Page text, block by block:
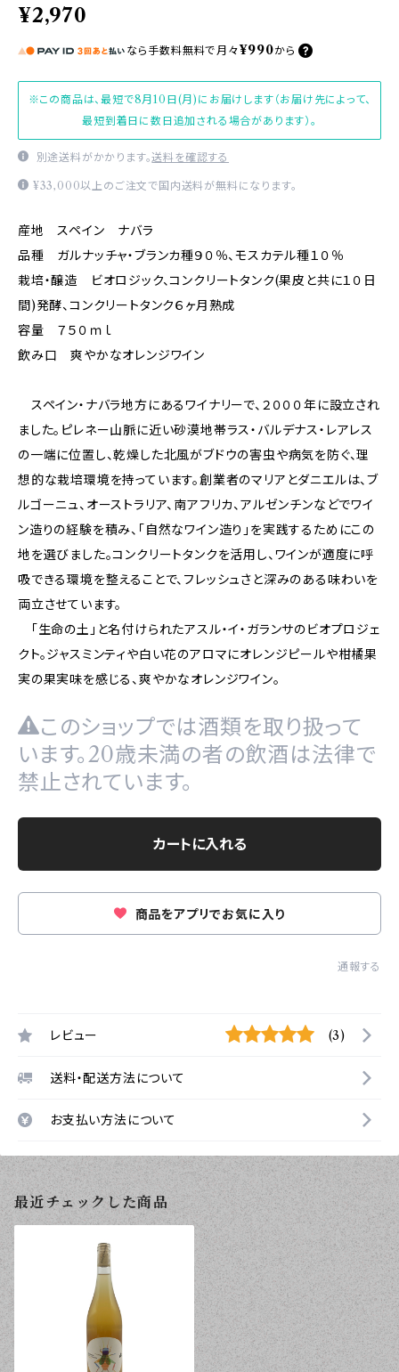
¥2,970
なら 手数料無料で 月々¥990から
※この商品は、最短で8月10日(月)にお届けします（お届け先によって、
最短到着日に数日追加される場合があります）。
別途送料がかかります。送料を確認する
¥33,000以上のご注文で国内送料が無料になります。
産地 スペイン ナバラ
品種 ガルナッチャ・ブランカ種９０％、モスカテル種１０％
栽培・醸造 ビオロジック、コンクリートタンク(果皮と共に１０日
間)発酵、コンクリートタンク６ヶ月熟成
容量 ７５０ｍｌ
飲み口 爽やかなオレンジワイン
スペイン・ナバラ地方にあるワイナリーで、２０００年に設立され
ました。ピレネー山脈に近い砂漠地帯ラス・バルデナス・レアレス
の一端に位置し、乾燥した北風がブドウの害虫や病気を防ぐ、理
想的な栽培環境を持っています。創業者のマリアとダニエルは、ブ
ルゴーニュ、オーストラリア、南アフリカ、アルゼンチンなどでワイ
ン造りの経験を積み、「自然なワイン造り」を実践するためにこの
地を選びました。コンクリートタンクを活用し、ワインが適度に呼
吸できる環境を整えることで、フレッシュさと深みのある味わいを
両立させています。
「生命の土」と名付けられたアスル・イ・ガランサのビオプロジェ
クト。ジャスミンティや白い花のアロマにオレンジピールや柑橘果
実の果実味を感じる、爽やかなオレンジワイン。
このショップでは酒類を取り扱って
います。20歳未満の者の飲酒は法律で
禁止されています。
カートに入れる
商品をアプリでお気に入り
通報する
レビュー (3)
送料・配送方法について
お支払い方法について
最近チェックした商品